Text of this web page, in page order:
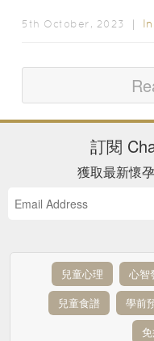
5th October, 2023 ｜ In
訂閱
獲取最新懷
兒童心理 心智
兒童食譜
學前